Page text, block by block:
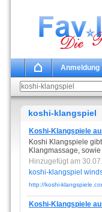
Anmeldung
koshi-klangspiel
Koshi-Klangspiele
Koshi Klangspiele
Klangmassage,
Hinzugefügt am
koshi-klangspiel
http://koshi-
Koshi-Klangspiele